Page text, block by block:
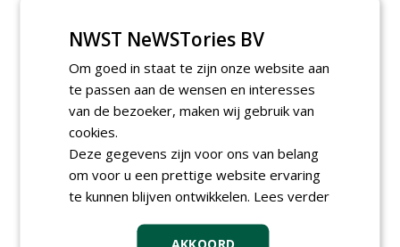
TENDERS
NWST NeWSTories BV
Om goed in staat te zijn onze website aan
te passen aan de wensen en interesses
van de bezoeker, maken wij gebruik van
cookies.
Deze gegevens zijn voor ons van belang
om voor u een prettige website ervaring
te kunnen blijven ontwikkelen. Lees verder
AKKOORD